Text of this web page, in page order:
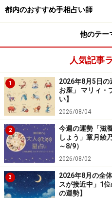
都内のおすすめ手相占い師
他のテー
人気記事
1
2026年8月5日の
お座」 マリィ・
い】
2026/08/04
2
今週の運勢「滋
しょう」章月綾
～8/9）
2026/08/02
3
2026年8月の全
スが接近中」1
の運勢】